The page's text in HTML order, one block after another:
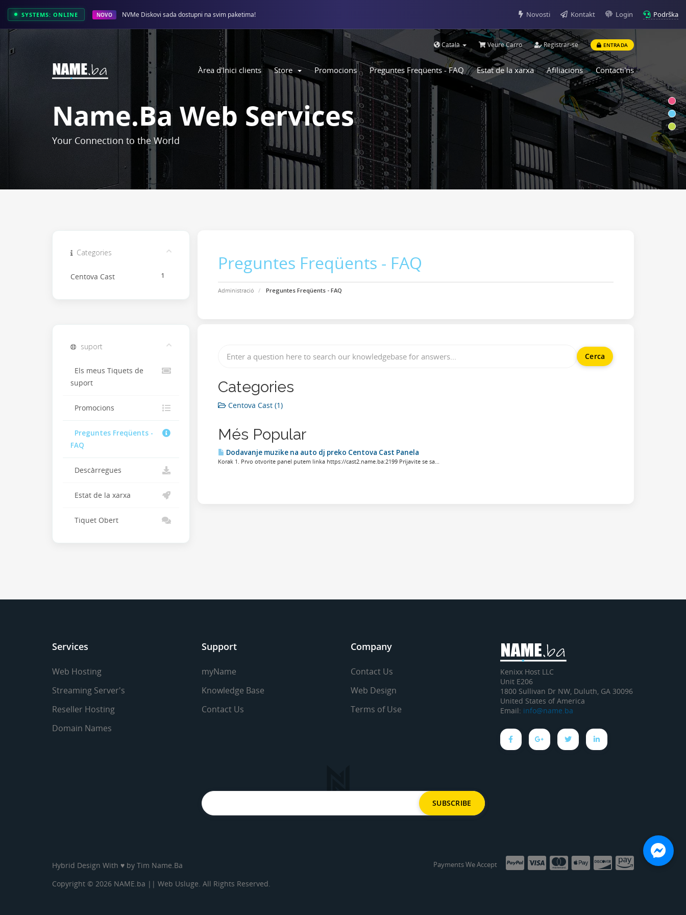
SYSTEMS: ONLINE NOVO NVMe Diskovi sada dostupni na svim paketima! Novosti Kontakt Login Podrška
Català Veure Carro Registrar-se ENTRADA
Àrea d'Inici clients Store Promocions Preguntes Freqüents - FAQ Estat de la xarxa Afiliacions Contacti'ns
Name.ba Web Services
Your Connection to the World
Preguntes Freqüents - FAQ
Administració Preguntes Freqüents - FAQ
Categories
1
Centova Cast
Categories
Centova Cast (1)
Més Popular
Dodavanje muzike na auto dj preko Centova Cast Panela
Korak 1. Prvo otvorite panel putem linka https://cast2.name.ba:2199 Prijavite se sa...
suport
Els meus Tiquets de
suport
Promocions
Preguntes Freqüents -
FAQ
Descàrregues
Estat de la xarxa
Tiquet Obert
Services
Web Hosting
Streaming Server's
Reseller Hosting
Domain Names
Support
myName
Knowledge Base
Contact Us
Company
Contact Us
Web Design
Terms of Use
Kenixx Host LLC
Unit E206
1800 Sullivan Dr NW, Duluth, GA 30096
United States of America
Email: info@name.ba
Hybrid Design With ♥ by Tim Name.Ba Payments We Accept
Copyright © 2026 NAME.ba || Web Usluge. All Rights Reserved.